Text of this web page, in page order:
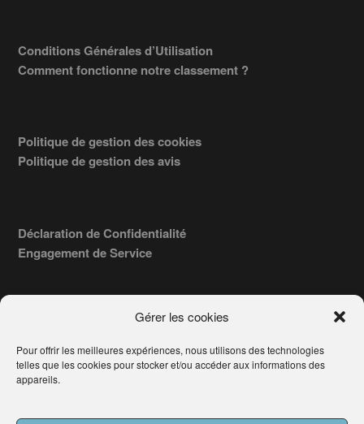
Gérer les cookies
Pour offrir les meilleures expériences, nous utilisons des technologies
telles que les cookies pour stocker et/ou accéder aux informations des
appareils.
Conditions Générales d’Utilisation
Comment fonctionne notre classement ?
Politique de gestion des cookies
Politique de gestion des avis
Déclaration de Confidentialité
Engagement de Service
COPYRIGHT © 2026 · TROUVERVOTREAVOCAT.COM, ÉDITÉ PAR
LA SOCIÉTÉAWATECH- 91, RUE DU FAUBOURG ST HONORÉ